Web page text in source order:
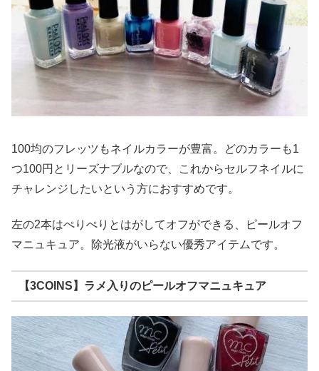
100均のフレッツもネイルカラーが豊富。どのカラーも1
つ100円とリーズナブルなので、これからセルフネイルに
チャレンジしたいという方におすすめです。
左の2本はぺりぺりとはがしてオフができる、ピールオフ
マニュキュア。除光液がいらない優秀アイテムです。
【3COINS】ラメ入りのピールオフマニュキュア